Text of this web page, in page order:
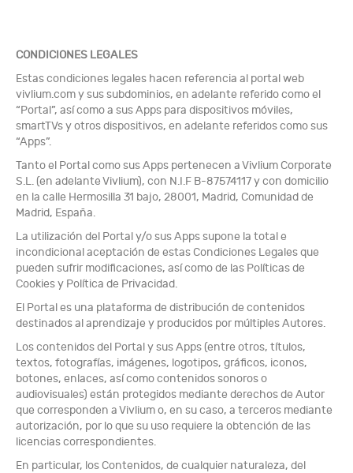
CONDICIONES LEGALES
Estas condiciones legales hacen referencia al portal web
vivlium.com y sus subdominios, en adelante referido como el
“Portal”, así como a sus Apps para dispositivos móviles,
smartTVs y otros dispositivos, en adelante referidos como sus
“Apps”.
Tanto el Portal como sus Apps pertenecen a Vivlium Corporate
S.L. (en adelante Vivlium), con N.I.F B-87574117 y con domicilio
en la calle Hermosilla 31 bajo, 28001, Madrid, Comunidad de
Madrid, España.
La utilización del Portal y/o sus Apps supone la total e
incondicional aceptación de estas Condiciones Legales que
pueden sufrir modificaciones, así como de las Políticas de
Cookies y Política de Privacidad.
El Portal es una plataforma de distribución de contenidos
destinados al aprendizaje y producidos por múltiples Autores.
Los contenidos del Portal y sus Apps (entre otros, títulos,
textos, fotografías, imágenes, logotipos, gráficos, iconos,
botones, enlaces, así como contenidos sonoros o
audiovisuales) están protegidos mediante derechos de Autor
que corresponden a Vivlium o, en su caso, a terceros mediante
autorización, por lo que su uso requiere la obtención de las
licencias correspondientes.
En particular, los Contenidos, de cualquier naturaleza, del